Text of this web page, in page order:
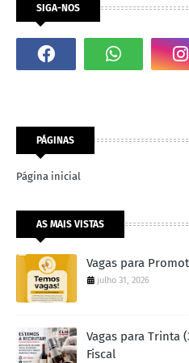
SIGA-NOS
PÁGINAS
Página inicial
AS MAIS VISTAS
Vagas para
julho 31, 2026
Vagas para Trinta
Fiscal